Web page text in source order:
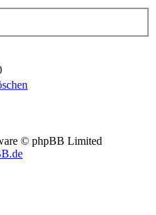
© phpBB Limited